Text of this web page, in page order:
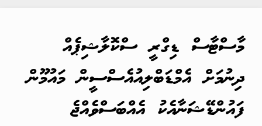
މާސްޓާސް ޑިގްރީ ސްކޮލާޝިޕެއް
ދިނުމަށް އެމްޑަބްލިއުއެސްސީން މައުމޫން
ފައުންޑޭޝަނާއެކު އެއްބަސްވެއްޖެ